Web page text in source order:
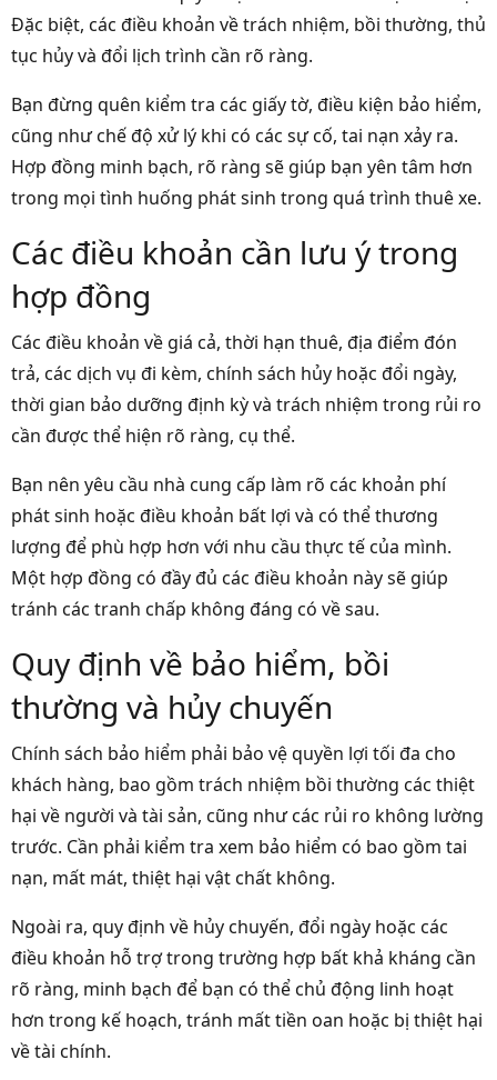
Đặc biệt, các điều khoản về trách nhiệm, bồi thường, thủ
tục hủy và đổi lịch trình cần rõ ràng.
Bạn đừng quên kiểm tra các giấy tờ, điều kiện bảo hiểm,
cũng như chế độ xử lý khi có các sự cố, tai nạn xảy ra.
Hợp đồng minh bạch, rõ ràng sẽ giúp bạn yên tâm hơn
trong mọi tình huống phát sinh trong quá trình thuê xe.
Các điều khoản cần lưu ý trong
hợp đồng
Các điều khoản về giá cả, thời hạn thuê, địa điểm đón
trả, các dịch vụ đi kèm, chính sách hủy hoặc đổi ngày,
thời gian bảo dưỡng định kỳ và trách nhiệm trong rủi ro
cần được thể hiện rõ ràng, cụ thể.
Bạn nên yêu cầu nhà cung cấp làm rõ các khoản phí
phát sinh hoặc điều khoản bất lợi và có thể thương
lượng để phù hợp hơn với nhu cầu thực tế của mình.
Một hợp đồng có đầy đủ các điều khoản này sẽ giúp
tránh các tranh chấp không đáng có về sau.
Quy định về bảo hiểm, bồi
thường và hủy chuyến
Chính sách bảo hiểm phải bảo vệ quyền lợi tối đa cho
khách hàng, bao gồm trách nhiệm bồi thường các thiệt
hại về người và tài sản, cũng như các rủi ro không lường
trước. Cần phải kiểm tra xem bảo hiểm có bao gồm tai
nạn, mất mát, thiệt hại vật chất không.
Ngoài ra, quy định về hủy chuyến, đổi ngày hoặc các
điều khoản hỗ trợ trong trường hợp bất khả kháng cần
rõ ràng, minh bạch để bạn có thể chủ động linh hoạt
hơn trong kế hoạch, tránh mất tiền oan hoặc bị thiệt hại
về tài chính.